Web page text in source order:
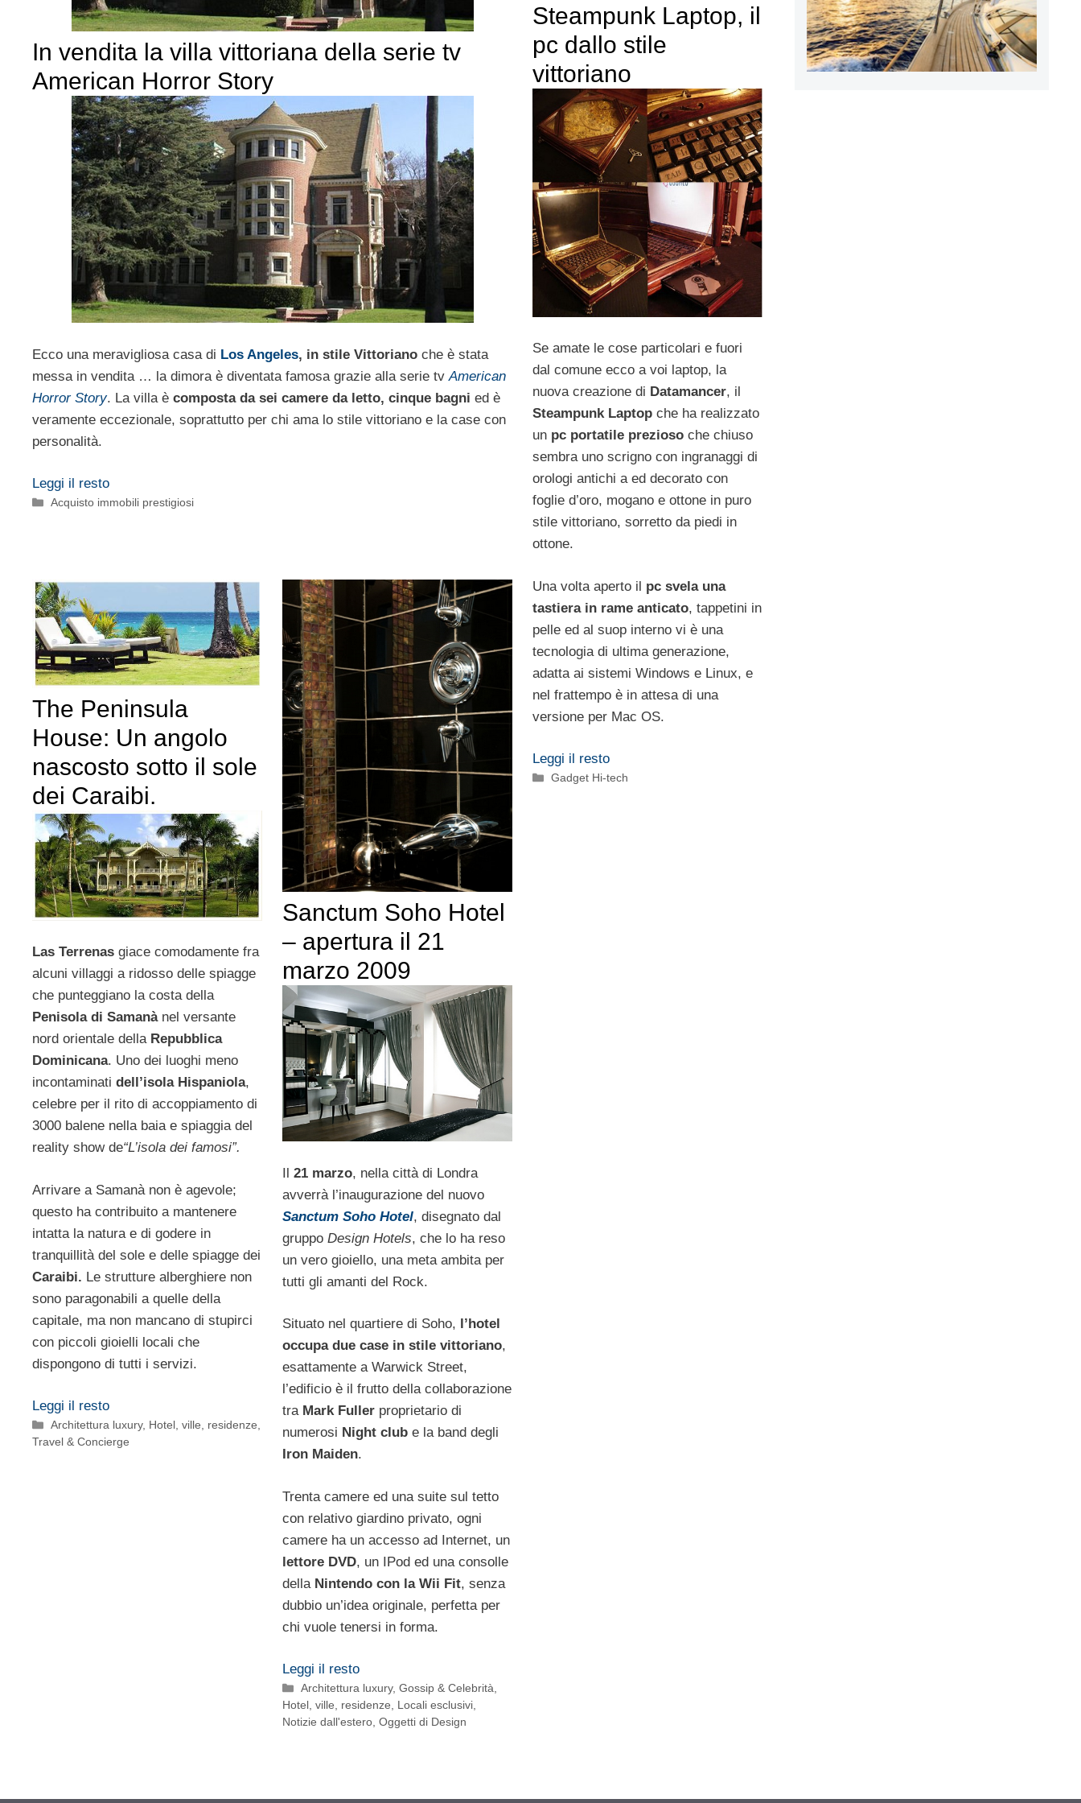
In vendita la villa vittoriana della serie tv
American Horror Story
Ecco una meravigliosa casa di Los Angeles, in stile Vittoriano che è stata
messa in vendita … la dimora è diventata famosa grazie alla serie tvAmerican
Horror Story. La villa è composta da sei camere da letto, cinque bagni ed è
veramente eccezionale, soprattutto per chi ama lo stile vittoriano e la case con
personalità.
Leggi il resto
Categorie
Acquisto immobili prestigiosi
Steampunk Laptop, il
pc dallo stile
vittoriano
Se amate le cose particolari e fuori
dal comune ecco a voi laptop, la
nuova creazione di Datamancer, il
Steampunk Laptopche ha realizzato
un pc portatile prezioso che chiuso
sembra uno scrigno con ingranaggi di
orologi antichi a ed decorato con
foglie d’oro, mogano e ottone in puro
stile vittoriano, sorretto da piedi in
ottone.
Una volta aperto il pc svela una
tastiera in rame anticato, tappetini in
pelle ed al suop interno vi è una
tecnologia di ultima generazione,
adatta ai sistemi Windows e Linux, e
nel frattempo è in attesa di una
versione per Mac OS.
Leggi il resto
Categorie
Gadget Hi-tech
The Peninsula
House: Un angolo
nascosto sotto il sole
dei Caraibi.
Las Terrenas giace comodamente fra
alcuni villaggi a ridosso delle spiagge
che punteggiano la costa della
Penisola di Samanànel versante
nord orientale della Repubblica
Dominicana. Uno dei luoghi meno
incontaminati dell’isola Hispaniola,
celebre per il rito di accoppiamento di
3000 balene nella baia e spiaggia del
reality show de“L’isola dei famosi”.
Arrivare a Samanà non è agevole;
questo ha contribuito a mantenere
intatta la natura e di godere in
tranquillità del sole e delle spiagge dei
Caraibi. Le strutture alberghiere non
sono paragonabili a quelle della
capitale, ma non mancano di stupirci
con piccoli gioielli locali che
dispongono di tutti i servizi.
Leggi il resto
Categorie
Architettura luxury, Hotel, ville, residenze
Travel & Concierge
Sanctum Soho Hotel
– apertura il 21
marzo 2009
Il 21 marzo, nella città di Londra
avverrà l’inaugurazione del nuovo
Sanctum Soho Hotel, disegnato dal
gruppo Design Hotels, che lo ha reso
un vero gioiello, una meta ambita per
tutti gli amanti del Rock.
Situato nel quartiere di Soho,
l’hotel
occupa due case in stile vittoriano,
esattamente a Warwick Street,
l’edificio è il frutto della collaborazione
tra Mark Fullerproprietario di
numerosi Night clube la band degli
Iron Maiden.
Trenta camere ed una suite sul tetto
con relativo giardino privato, ogni
camere ha un accesso ad Internet, un
lettore DVD, un IPod ed una consolle
della Nintendo con la Wii Fit, senza
dubbio un’idea originale, perfetta per
chi vuole tenersi in forma.
Leggi il resto
Categorie
Architettura luxury,Gossip & Celebrità,
Hotel, ville, residenze, Locali esclusivi,
Notizie dall'estero, Oggetti di Design